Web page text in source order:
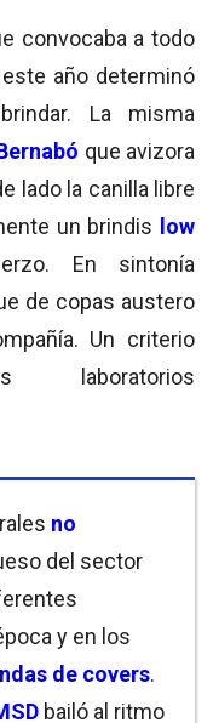
convocaba a todo
año determinó
La misma
que avizora
lado la canilla libre
un brindis
low
En sintonía
de copas austero
Un criterio
laboratorios
no
del sector
y en los
de covers.
bailó al ritmo